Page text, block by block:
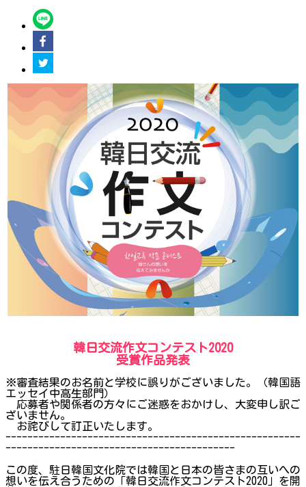
韓日交流作文コンテスト2020
受賞作品発表
※審査結果のお名前と学校に誤りがございました。（韓国語
エッセイ中高生部門）
応募者や関係者の方々にご迷惑をおかけし、大変申し訳ご
ざいません。
お詫びして訂正いたします。
------------------------------------------------------
------------------------------------------
この度、駐日韓国文化院では韓国と日本の皆さまの互いへの
想いを伝え合うための「韓日交流作文コンテスト2020」を開